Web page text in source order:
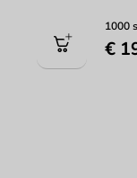
1000
€